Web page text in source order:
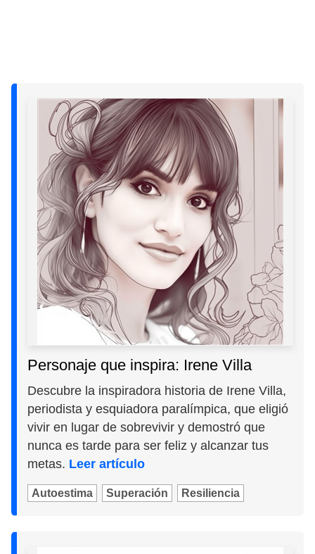
Personaje que inspira: Irene Villa
Descubre la inspiradora historia de Irene Villa,
periodista y esquiadora paralímpica, que eligió
vivir en lugar de sobrevivir y demostró que
nunca es tarde para ser feliz y alcanzar tus
metas. Leer artículo
Autoestima Superación Resiliencia